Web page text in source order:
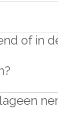
of in